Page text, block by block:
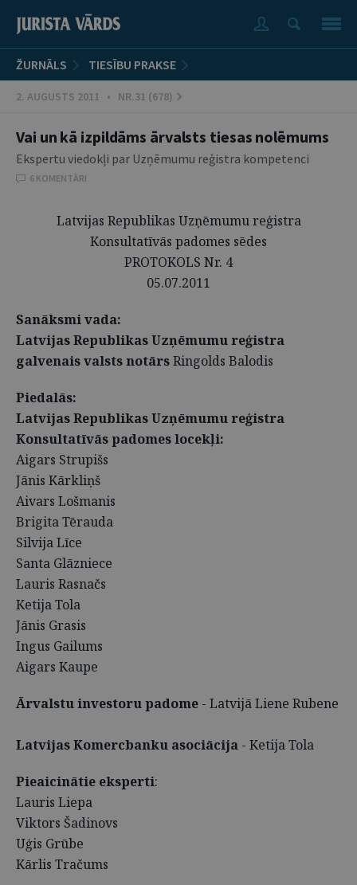
ŽURNĀLS TIESĪBU PRAKSE
2. AUGUSTS 2011 • NR.31 (678)
Vai un kā izpildāms ārvalsts tiesas nolēmums
Ekspertu viedokļi par Uzņēmumu reģistra kompetenci
6 KOMENTĀRI
Latvijas Republikas Uzņēmumu reģistra
Konsultatīvās padomes sēdes
PROTOKOLS Nr. 4
05.07.2011
Sanāksmi vada:
Latvijas Republikas Uzņēmumu reģistra
galvenais valsts notārsRingolds Balodis
Piedalās:
Latvijas Republikas Uzņēmumu reģistra
Konsultatīvās padomes locekļi:
Aigars Strupišs
Jānis Kārkliņš
Aivars Lošmanis
Brigita Tērauda
Silvija Līce
Santa Glāzniece
Lauris Rasnačs
Ketija Tola
Jānis Grasis
Ingus Gailums
Aigars Kaupe
Ārvalstu investoru padome - Latvijā Liene Rubene
Latvijas Komercbanku asociācija - Ketija Tola
Pieaicinātie eksperti:
Lauris Liepa
Viktors Šadinovs
Uģis Grūbe
Kārlis Tračums